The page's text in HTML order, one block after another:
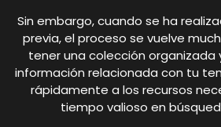
Sin embargo, cuando se ha
previa, el proceso se vuelve
tener una colección
información relacionada con tu
rápidamente a los recursos
tiempo valioso en